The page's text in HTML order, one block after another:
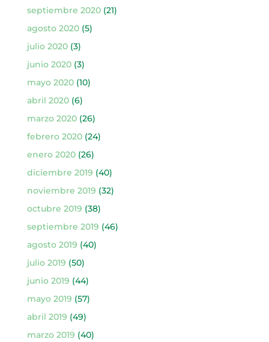
septiembre 2020(21)
agosto 2020(5)
julio 2020(3)
junio 2020(3)
mayo 2020(10)
abril 2020(6)
marzo 2020(26)
febrero 2020(24)
enero 2020(26)
diciembre 2019 (40)
noviembre 2019 (32)
octubre 2019 (38)
septiembre 2019 (46)
agosto 2019 (40)
julio 2019 (50)
junio 2019 (44)
mayo 2019 (57)
abril 2019 (49)
marzo 2019 (40)